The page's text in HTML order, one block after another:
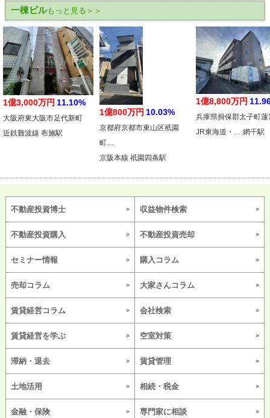
一棟ビルもっと見る＞＞
1億3,000万円 11.10%
大阪府東大阪市足代新町
近鉄難波線 布施駅
1億800万円 10.03%
京都府京都市東山区祇園
町…
京阪本線 祇園四条駅
1億8,800万円
兵庫県揖保郡太子町蓮
JR東海道・… 網干駅
不動産投資博士 収益物件検索
不動産投資購入 不動産投資売却
セミナー情報 購入コラム
売却コラム 大家さんコラム
賃貸経営コラム 会社検索
賃貸経営を学ぶ 空室対策
滞納・退去 賃貸管理
土地活用 相続・税金
金融・保険 専門家に相談